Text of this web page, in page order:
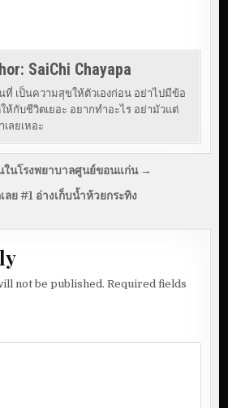
SaiChi Chayapa
ที่ เป็นความสุขให้ตัวเองก่อน อย่าไปมีข้อ
ห้กับชีวิตเยอะ อยากทำอะไร อย่ามัวแต่
เลยเหอะ
ในโรงพยาบาลศูนย์ขอนแก่น →
ลย #1 อ่างเก็บน้ำห้วยกระทิง
not be published. Required fields